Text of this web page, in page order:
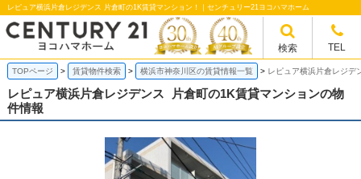
検索 TEL
レピュア横浜片倉レジデンス 片倉町の1K賃貸マンション！｜センチュリー21ヨコハマホーム
TOPページ 賃貸物件検索 横浜市神奈川区の賃貸情報一覧 レピュア横浜片倉レジデ
レピュア横浜片倉レジデンス
片倉町の1K賃貸マンションの物
件情報